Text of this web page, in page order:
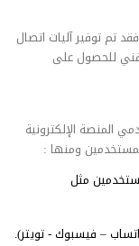
تم توفير آليات اتصال
للحصول على
المنصة الإلكترونية
ومنها :
مثل
– فيسبوك - تويتر).